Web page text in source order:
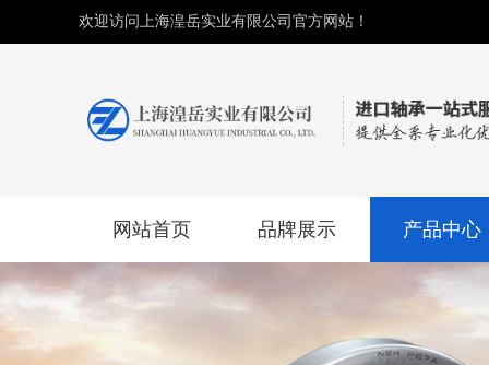
欢迎访问上海湟岳实业有限公司官方网站！
网站首页 品牌展示 产品中心